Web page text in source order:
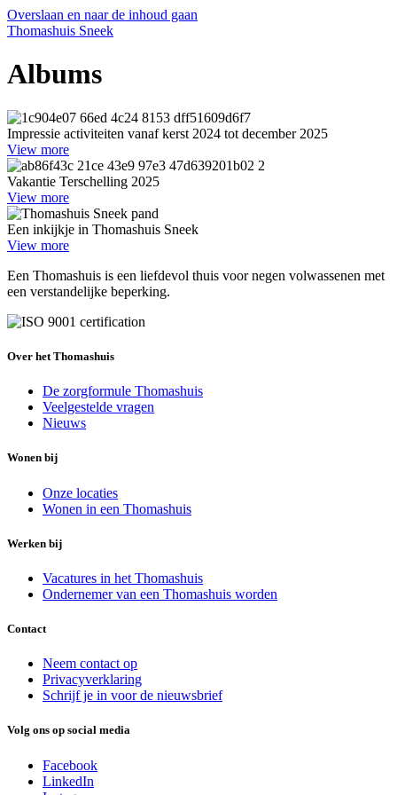
Overslaan en naar de inhoud gaan
Thomashuis Sneek
Albums
Impressie activiteiten vanaf kerst 2024 tot december 2025
View more
Vakantie Terschelling 2025
View more
Een inkijkje in Thomashuis Sneek
View more
Een Thomashuis is een liefdevol thuis voor negen volwassenen met
een verstandelijke beperking.
Over het Thomashuis
De zorgformule Thomashuis
Veelgestelde vragen
Nieuws
Wonen bij
Onze locaties
Wonen in een Thomashuis
Werken bij
Vacatures in het Thomashuis
Ondernemer van een Thomashuis worden
Contact
Neem contact op
Privacyverklaring
Schrijf je in voor de nieuwsbrief
Volg ons op social media
Facebook
LinkedIn